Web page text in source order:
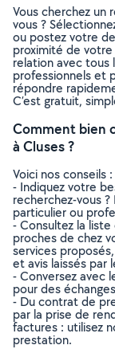
Vous cherchez un
vous ?
ou postez votre
proximité de votre
relation avec tous
professionnels et
répondre
C’est gratuit,
Comment bien
à Cluses ?
Voici nos conseils :
- Indiquez votre
recherchez-vous
particulier ou
- Consultez la
proches de chez
services
et avis laissés par
- Conversez avec
pour des
- Du contrat de
par la prise de
factures : utilisez
prestation.